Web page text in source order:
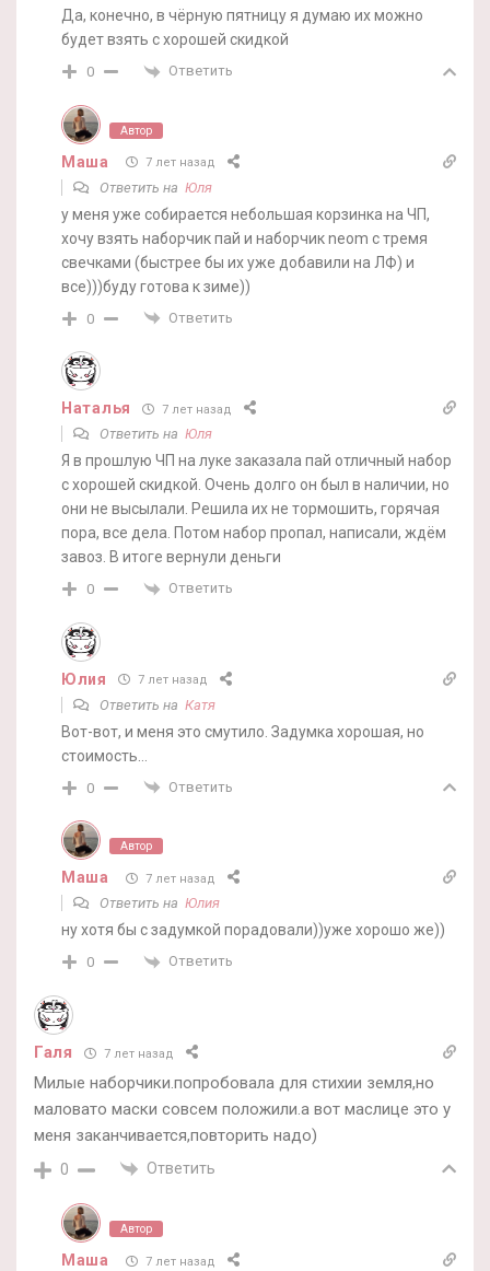
Да, конечно, в чёрную пятницу я думаю их можно
будет взять с хорошей скидкой
0 Ответить
Автор
Маша 7 лет назад
Ответить на Юля
у меня уже собирается небольшая корзинка на ЧП,
хочу взять наборчик пай и наборчик neom с тремя
свечками (быстрее бы их уже добавили на ЛФ) и
все)))буду готова к зиме))
0 Ответить
Наталья 7 лет назад
Ответить на Юля
Я в прошлую ЧП на луке заказала пай отличный набор
с хорошей скидкой. Очень долго он был в наличии, но
они не высылали. Решила их не тормошить, горячая
пора, все дела. Потом набор пропал, написали, ждём
завоз. В итоге вернули деньги
0 Ответить
Юлия 7 лет назад
Ответить на Катя
Вот-вот, и меня это смутило. Задумка хорошая, но
стоимость…
0 Ответить
Автор
Маша 7 лет назад
Ответить на Юлия
ну хотя бы с задумкой порадовали))уже хорошо же))
0 Ответить
Галя 7 лет назад
Милые наборчики.попробовала для стихии земля,но
маловато маски совсем положили.а вот маслице это у
меня заканчивается,повторить надо)
0 Ответить
Автор
Маша 7 лет назад